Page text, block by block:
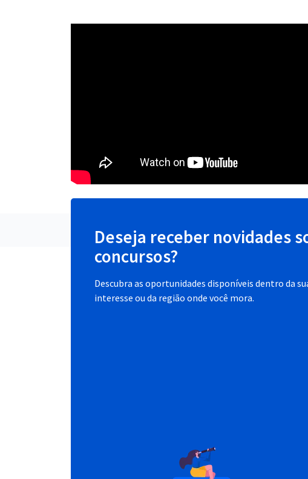
Deseja receber novidades
concursos?
Descubra as oportunidades disponíveis dentro da
interesse ou da região onde você mora.